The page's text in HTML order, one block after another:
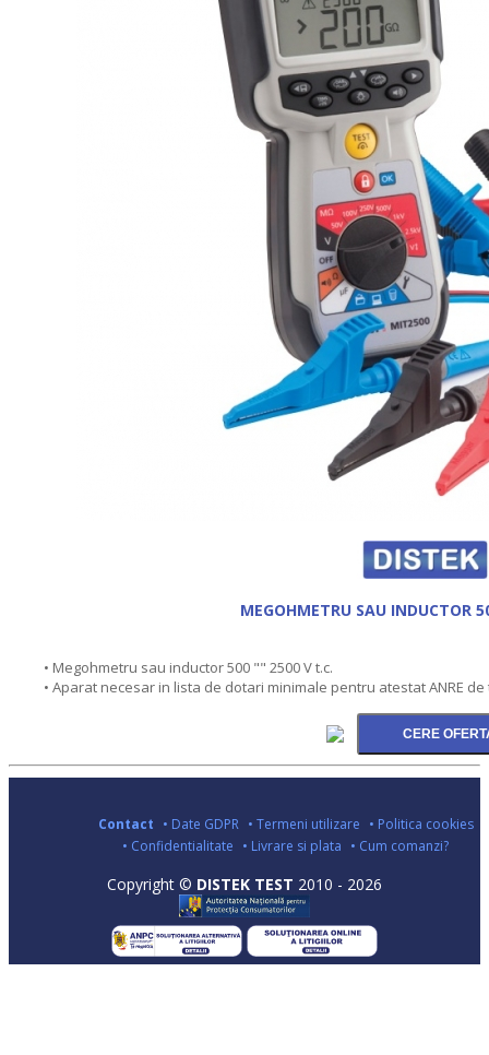
MEGOHMETRU SAU INDUCTOR
• Megohmetru sau inductor 500 "" 2500 V t.c.
• Aparat necesar in lista de dotari minimale pentru atestat ANRE de
Contact • Date GDPR • Termeni utilizare • Politica cookies
• Confidentialitate • Livrare si plata • Cum comanzi?
Copyright © DISTEK TEST 2010 - 2026